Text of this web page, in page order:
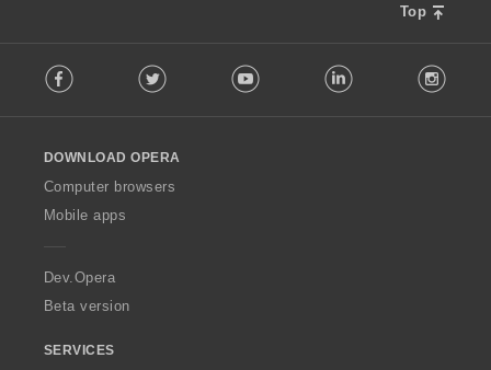
Top
o
w
O
p
a
Facebook Twitter Youtube LinkedIn
DOWNLOAD OPERA
Computer browsers
Mobile apps
Dev.Opera
Beta version
SERVICES